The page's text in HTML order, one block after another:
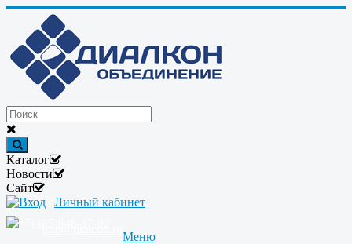
Каталог
Новости
Сайт
Вход | Личный кабинет
Меню